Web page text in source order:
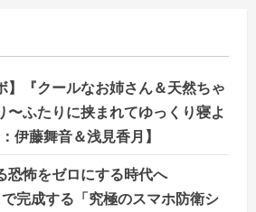
】『クールなお姉さん＆天然ちゃ
〜ふたりに挟まれてゆっくり寝よ
伊藤舞音＆浅見香月】
恐怖をゼロにする時代へ
で完成する「究極のスマホ防衛シ